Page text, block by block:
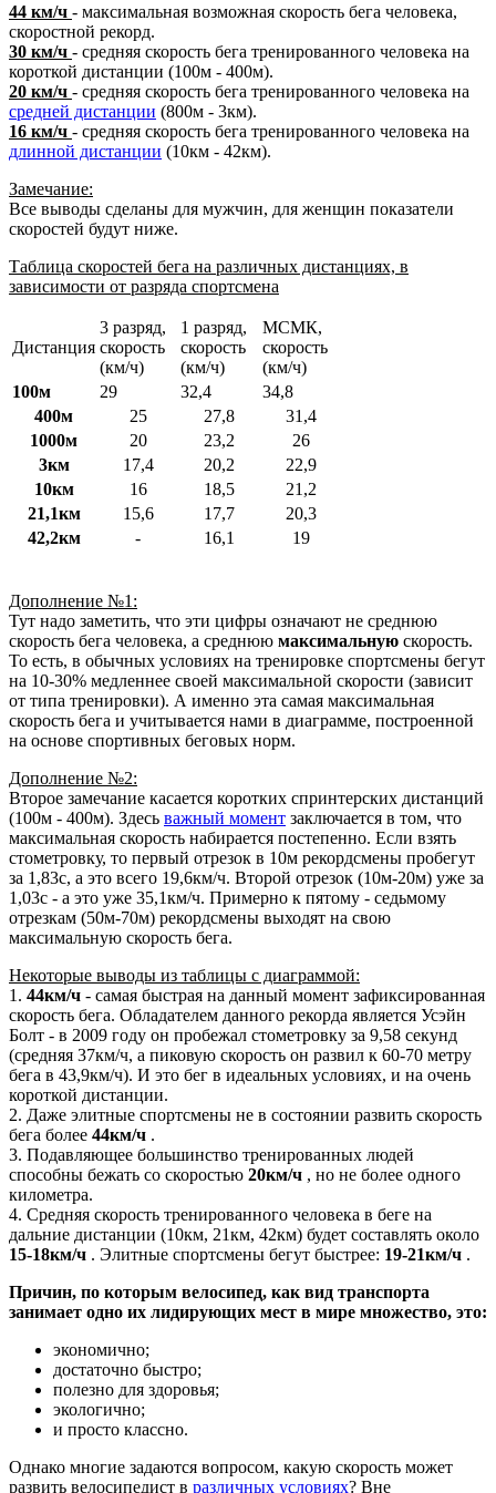
44 км/ч - максимальная возможная скорость бега человека,
скоростной рекорд.
30 км/ч - средняя скорость бега тренированного человека на
короткой дистанции (100м - 400м).
20 км/ч - средняя скорость бега тренированного человека на
средней дистанции (800м - 3км).
16 км/ч - средняя скорость бега тренированного человека на
длинной дистанции (10км - 42км).
Замечание:
Все выводы сделаны для мужчин, для женщин показатели
скоростей будут ниже.
Таблица cкоростей бега на различных дистанциях, в
зависимости от разряда спортсмена
Дистанция
3 разряд,
скорость
(км/ч)
1 разряд,
скорость
(км/ч)
МСМК,
скорость
(км/ч)
100м
29 32,4
34,8
400м
25 27,8
31,4
1000м
20 23,2
26
3км
17,4 20,2
22,9
10км
16 18,5
21,2
21,1км
15,6 17,7
20,3
42,2км
- 16,1 19
Дополнение №1:
Тут надо заметить, что эти цифры означают не среднюю
скорость бега человека, а среднюю максимальную скорость.
То есть, в обычных условиях на тренировке спортсмены бегут
на 10-30% медленнее своей максимальной скорости (зависит
от типа тренировки). А именно эта самая максимальная
скорость бега и учитывается нами в диаграмме, построенной
на основе спортивных беговых норм.
Дополнение №2:
Второе замечание касается коротких спринтерских дистанций
(100м - 400м). Здесь важный момент заключается в том, что
максимальная скорость набирается постепенно. Если взять
стометровку, то первый отрезок в 10м рекордсмены пробегут
за 1,83с, а это всего 19,6км/ч. Второй отрезок (10м-20м) уже за
1,03с - а это уже 35,1км/ч. Примерно к пятому - седьмому
отрезкам (50м-70м) рекордсмены выходят на свою
максимальную скорость бега.
Некоторые выводы из таблицы с диаграммой:
1. 44км/ч - самая быстрая на данный момент зафиксированная
скорость бега. Обладателем данного рекорда является Усэйн
Болт - в 2009 году он пробежал стометровку за 9,58 секунд
(средняя 37км/ч, а пиковую скорость он развил к 60-70 метру
бега в 43,9км/ч). И это бег в идеальных условиях, и на очень
короткой дистанции.
2. Даже элитные спортсмены не в состоянии развить скорость
бега более 44км/ч .
3. Подавляющее большинство тренированных людей
способны бежать со скоростью 20км/ч , но не более одного
километра.
4. Средняя скорость тренированного человека в беге на
дальние дистанции (10км, 21км, 42км) будет составлять около
15-18км/ч . Элитные спортсмены бегут быстрее: 19-21км/ч .
Причин, по которым велосипед, как вид транспорта
занимает одно их лидирующих мест в мире множество, это:
экономично;
достаточно быстро;
полезно для здоровья;
экологично;
и просто классно.
Однако многие задаются вопросом, какую скорость может
развить велосипедист в различных условиях? Вне